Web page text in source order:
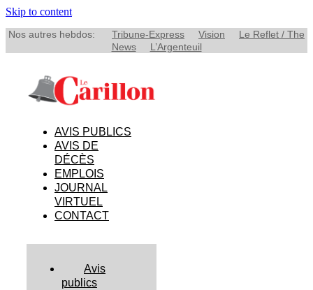
Skip to content
Nos autres hebdos: Tribune-Express Vision
Le Reflet / The
News
L’Argenteuil
AVIS PUBLICS
AVIS DE
DÉCÈS
EMPLOIS
JOURNAL
VIRTUEL
CONTACT
Avis
publics